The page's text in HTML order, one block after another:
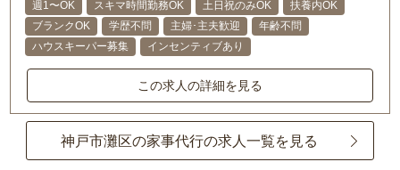
週1〜OK スキマ時間勤務OK 土日祝のみOK
扶養内OK
ブランクOK
学歴不問 主婦･主夫歓迎
年齢不問
ハウスキーパー募集
インセンティブあり
この求人の詳細を見る
神戸市灘区の家事代行の求人一覧を見る